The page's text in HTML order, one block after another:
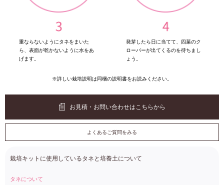
重ならないようにタネをまいた
ら、表面が乾かないように水をあ
げます。
発芽したら日に当てて、四葉のク
ローバーが出てくるのを待ちまし
ょう。
※詳しい栽培説明は同梱の説明書をお読みください。
お見積・お問い合わせはこちらから
よくあるご質問をみる
栽培キットに使用しているタネと培養土について
タネについて